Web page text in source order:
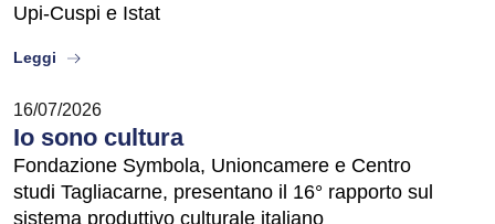
Upi-Cuspi e Istat
Leggi about
16/07/2026
Io sono cultura
Fondazione Symbola, Unioncamere e Centro
studi Tagliacarne, presentano il 16° rapporto sul
sistema produttivo culturale italiano